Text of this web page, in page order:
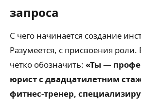
запроса
С чего начинается создание
Разумеется, с присвоения
четко обозначить: «Ты —
юрист с двадцатилетним
фитнес-тренер,